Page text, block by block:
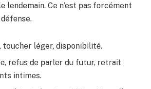
lendemain. Ce n’est pas forcément
défense.
toucher léger, disponibilité.
refus de parler du futur, retrait
intimes.